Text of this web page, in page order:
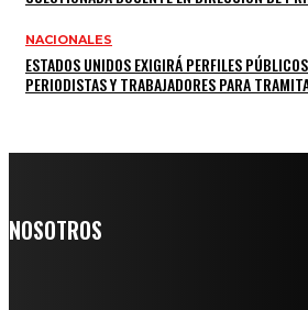
NACIONALES
ESTADOS UNIDOS EXIGIRÁ PERFILES
PERIODISTAS Y TRABAJADORES PARA
NOSOTROS